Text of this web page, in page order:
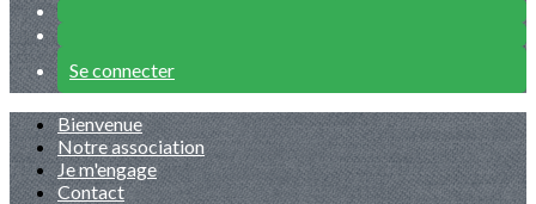
Se connecter
Bienvenue
Notre association
Je m'engage
Contact